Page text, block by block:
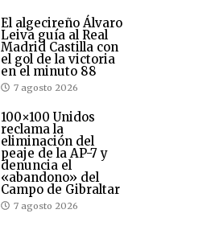
El algecireño Álvaro
Leiva guía al Real
Madrid Castilla con
el gol de la victoria
en el minuto 88
7 agosto 2026
100×100 Unidos
reclama la
eliminación del
peaje de la AP-7 y
denuncia el
«abandono» del
Campo de Gibraltar
7 agosto 2026